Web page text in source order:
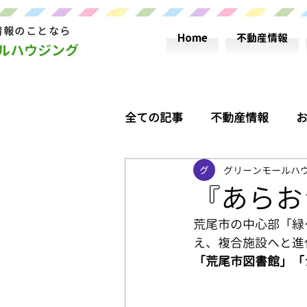
のことなら
ハウジング
Home 不動産情報
全ての記事 不動産情報
荒尾おすすめ情報 コラム
失敗しない不動産の買い方！
『あら
グリーンモールハ
荒尾市の中心部「
え、複合施設へと
「荒尾市図書館」